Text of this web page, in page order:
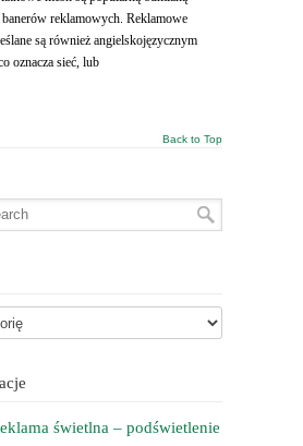
reklamowych. Reklamowe
są również angielskojęzycznym
oznacza sieć, lub
Back to Top
świetlna – podświetlenie